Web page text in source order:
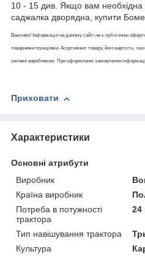
10 - 15 див. Якщо вам необхідна
саджалка дворядна, купити
Важливо! Інформація на даному сайті не є публічною
товарними позиціями. Асортимент товару, його вартість,
змінені виробником. При оформленні замовлення
Приховати
Характеристики
Основні атрибути
Виробник
Країна виробник
Потреба в потужності
трактора
24
Тип навішування трактора
Культура